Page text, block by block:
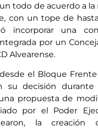
todo de acuerdo a la
con un tope de
incorporar una
por un
Alvearense.
el Bloque Frente
su decisión durante
propuesta de
por el Poder
la creación